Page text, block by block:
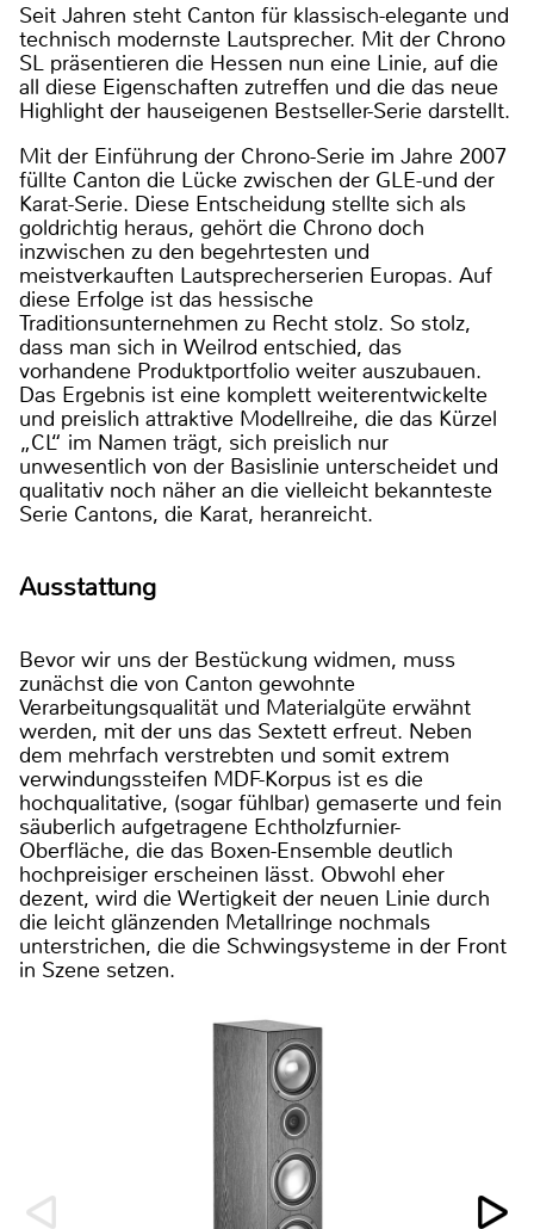
Seit Jahren steht Canton für klassisch-elegante und
technisch modernste Lautsprecher. Mit der Chrono
SL präsentieren die Hessen nun eine Linie, auf die
all diese Eigenschaften zutreffen und die das neue
Highlight der hauseigenen Bestseller-Serie darstellt.
Mit der Einführung der Chrono-Serie im Jahre 2007
füllte Canton die Lücke zwischen der GLE-und der
Karat-Serie. Diese Entscheidung stellte sich als
goldrichtig heraus, gehört die Chrono doch
inzwischen zu den begehrtesten und
meistverkauften Lautsprecherserien Europas. Auf
diese Erfolge ist das hessische
Traditionsunternehmen zu Recht stolz. So stolz,
dass man sich in Weilrod entschied, das
vorhandene Produktportfolio weiter auszubauen.
Das Ergebnis ist eine komplett weiterentwickelte
und preislich attraktive Modellreihe, die das Kürzel
„CL“ im Namen trägt, sich preislich nur
unwesentlich von der Basislinie unterscheidet und
qualitativ noch näher an die vielleicht bekannteste
Serie Cantons, die Karat, heranreicht.
Ausstattung
Bevor wir uns der Bestückung widmen, muss
zunächst die von Canton gewohnte
Verarbeitungsqualität und Materialgüte erwähnt
werden, mit der uns das Sextett erfreut. Neben
dem mehrfach verstrebten und somit extrem
verwindungssteifen MDF-Korpus ist es die
hochqualitative, (sogar fühlbar) gemaserte und fein
säuberlich aufgetragene Echtholzfurnier-
Oberfläche, die das Boxen-Ensemble deutlich
hochpreisiger erscheinen lässt. Obwohl eher
dezent, wird die Wertigkeit der neuen Linie durch
die leicht glänzenden Metallringe nochmals
unterstrichen, die die Schwingsysteme in der Front
in Szene setzen.